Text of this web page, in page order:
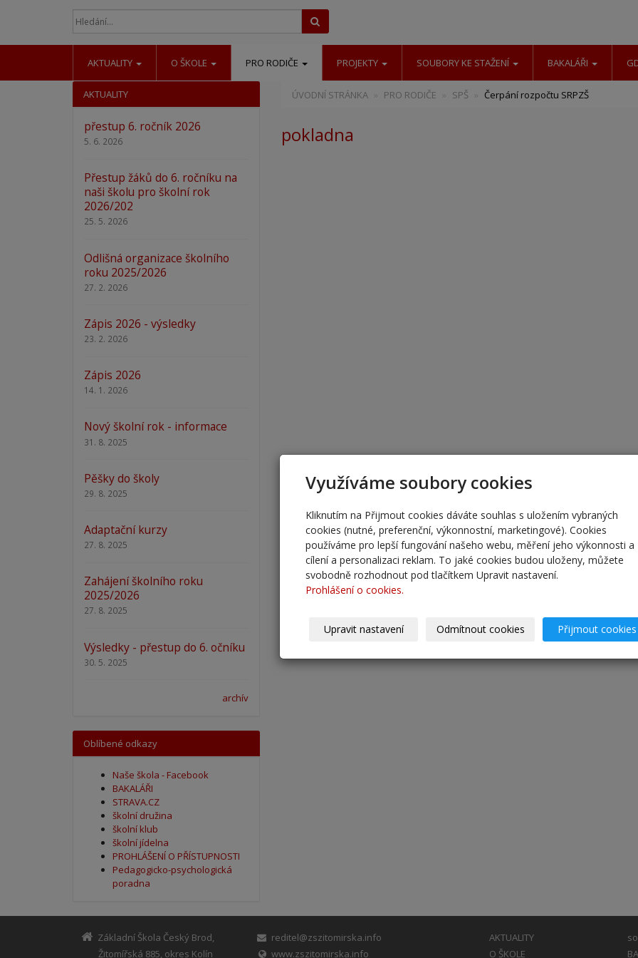
AKTUALITY O ŠKOLE PRO RODIČE PROJEKTY SOUBORY KE STAŽENÍ BAKALÁŘI
ÚVODNÍ STRÁNKA PRO RODIČE SPŠ Čerpání rozpočtu SRPZŠ
pokladna
AKTUALITY
přestup 6. ročník 2026
5. 6. 2026
Přestup žáků do 6. ročníku na
naši školu pro školní rok
2026/202
25. 5. 2026
Odlišná organizace školního
roku 2025/2026
27. 2. 2026
Zápis 2026 - výsledky
23. 2. 2026
Zápis 2026
14. 1. 2026
Nový školní rok - informace
31. 8. 2025
Pěšky do školy
29. 8. 2025
Adaptační kurzy
27. 8. 2025
Zahájení školního roku
2025/2026
27. 8. 2025
Výsledky - přestup do 6. očníku
30. 5. 2025
archív
Oblíbené odkazy
Naše škola - Facebook
BAKALÁŘI
STRAVA.CZ
školní družina
školní klub
školní jídelna
PROHLÁŠENÍ O PŘÍSTUPNOSTI
Pedagogicko-psychologická
poradna
Základní Škola Český Brod,
Žitomířská 885, okres Kolín
reditel@zszitomirska.info
www.zszitomirska.info
AKTUALITY
O ŠKOLE
Využíváme soubory cookies
Kliknutím na Přijmout cookies dáváte souhlas s uložením vybraných
cookies (nutné, preferenční, výkonnostní, marketingové). Cookies
používáme pro lepší fungování našeho webu, měření jeho výkonnosti a
cílení a personalizaci reklam. To jaké cookies budou uloženy, můžete
svobodně rozhodnout pod tlačítkem Upravit nastavení.
Prohlášení o cookies.
Upravit nastavení Odmítnout cookies Přijmout cookies